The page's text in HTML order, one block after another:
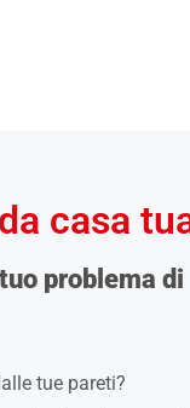
casa
problema di
tue pareti?